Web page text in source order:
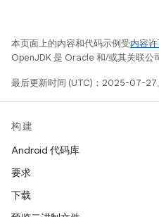
本页面上的内容和代码示例受内容
OpenJDK 是 Oracle 和/或其关联公
最后更新时间 (UTC)：2025-07-27
构建
Android 代码库
要求
下载